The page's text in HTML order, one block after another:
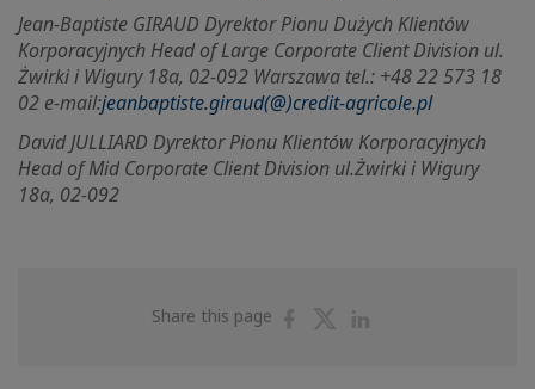
Jean-Baptiste GIRAUD Dyrektor Pionu Dużych Klientów
Korporacyjnych Head of Large Corporate Client Division ul.
Żwirki i Wigury 18a, 02-092 Warszawa tel.: +48 22 573 18
02 e-mail:jeanbaptiste.giraud(@)credit-agricole.pl
David JULLIARD Dyrektor Pionu Klientów Korporacyjnych
Head of Mid Corporate Client Division ul.Żwirki i Wigury
18a, 02-092
Share this page
ShareShare